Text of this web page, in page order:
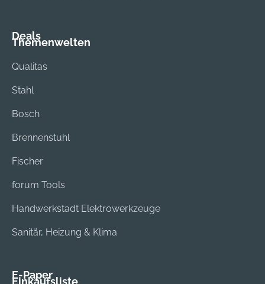
Deals
Themenwelten
Qualitas
Stahl
Bosch
Brennenstuhl
Fischer
forum Tools
Handwerkstadt Elektrowerkzeuge
Sanitär, Heizung & Klima
E-Paper
Einkaufsliste